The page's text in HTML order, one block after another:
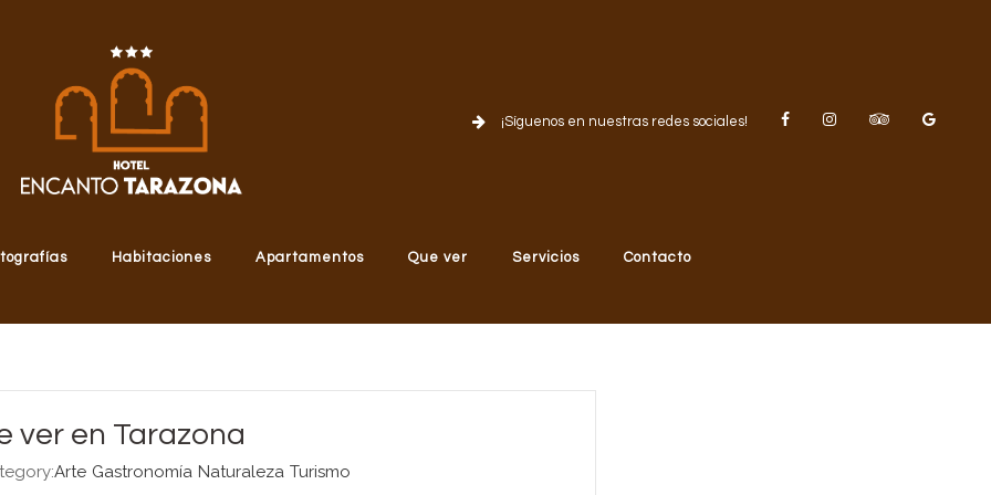
¡Síguenos en nuestras redes sociales!
Habitaciones Apartamentos Que ver Servicios Contacto
ver en Tarazona
Arte Gastronomía Naturaleza Turismo